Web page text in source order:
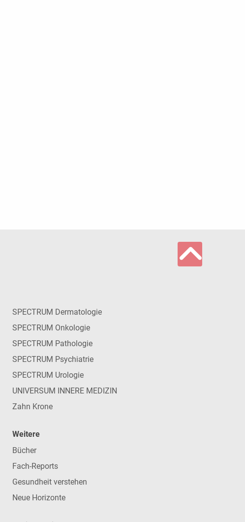
SPECTRUM Dermatologie
SPECTRUM Onkologie
SPECTRUM Pathologie
SPECTRUM Psychiatrie
SPECTRUM Urologie
UNIVERSUM INNERE MEDIZIN
Zahn Krone
Weitere
Bücher
Fach-Reports
Gesundheit verstehen
Neue Horizonte